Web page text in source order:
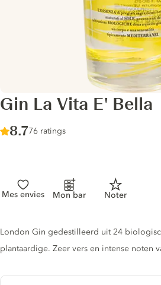
Gin La Vita E' Bella
Score :
8.7/ 10
76 ratings
Mes envies Mon bar Noter
Gin description
London Gin gedestilleerd uit 24
plantaardige. Zeer vers en intense noten